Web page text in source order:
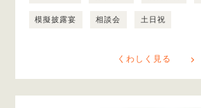
模擬披露宴 相談会 土日祝
くわしく見る